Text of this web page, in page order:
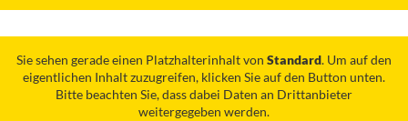
Sie sehen gerade einen Platzhalterinhalt von Standard. Um auf den
eigentlichen Inhalt zuzugreifen, klicken Sie auf den Button unten.
Bitte beachten Sie, dass dabei Daten an Drittanbieter
weitergegeben werden.